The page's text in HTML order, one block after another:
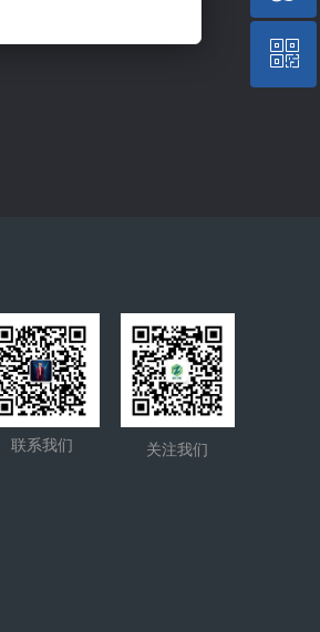
关注我们
联系我们
QQ客服
ꀥ